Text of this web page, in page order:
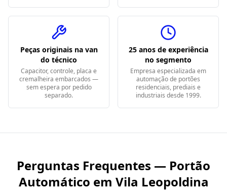
Peças originais na van
do técnico
Capacitor, controle, placa e
cremalheira embarcados —
sem espera por pedido
separado.
25 anos de experiência
no segmento
Empresa especializada em
automação de portões
residenciais, prediais e
industriais desde 1999.
Perguntas Frequentes — Portão
Automático em Vila Leopoldina